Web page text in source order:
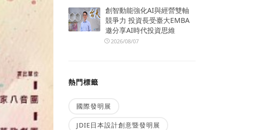
創智動能強化AI與經營雙軸
競爭力 投資長受臺大EMBA
邀分享AI時代投資思維
2026/08/07
熱門標籤
國際發明展
JDIE日本設計創意暨發明展